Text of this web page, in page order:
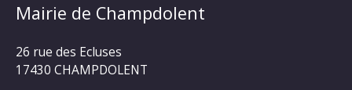
Mairie de Champdolent
26 rue des Ecluses
17430 CHAMPDOLENT